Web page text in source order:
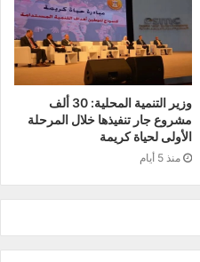
وزير التنمية المحلية: 30 ألف
مشروع جار تنفيذها خلال المرحلة
الأولى لحياة كريمة
منذ 5 أيام